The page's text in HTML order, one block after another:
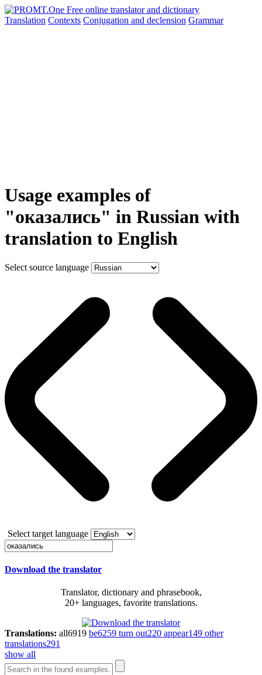
Translation Contexts Conjugation and declension Grammar
Usage examples of
"оказались" in Russian with
translation to English
Select source language
Select target language
Download the translator
Translator, dictionary and phrasebook,
20+ languages, favorite translations.
Translations: all6919 be6259 turn out220 appear149 other
translations291
show all